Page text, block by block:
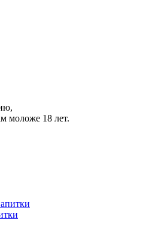
моложе 18 лет.